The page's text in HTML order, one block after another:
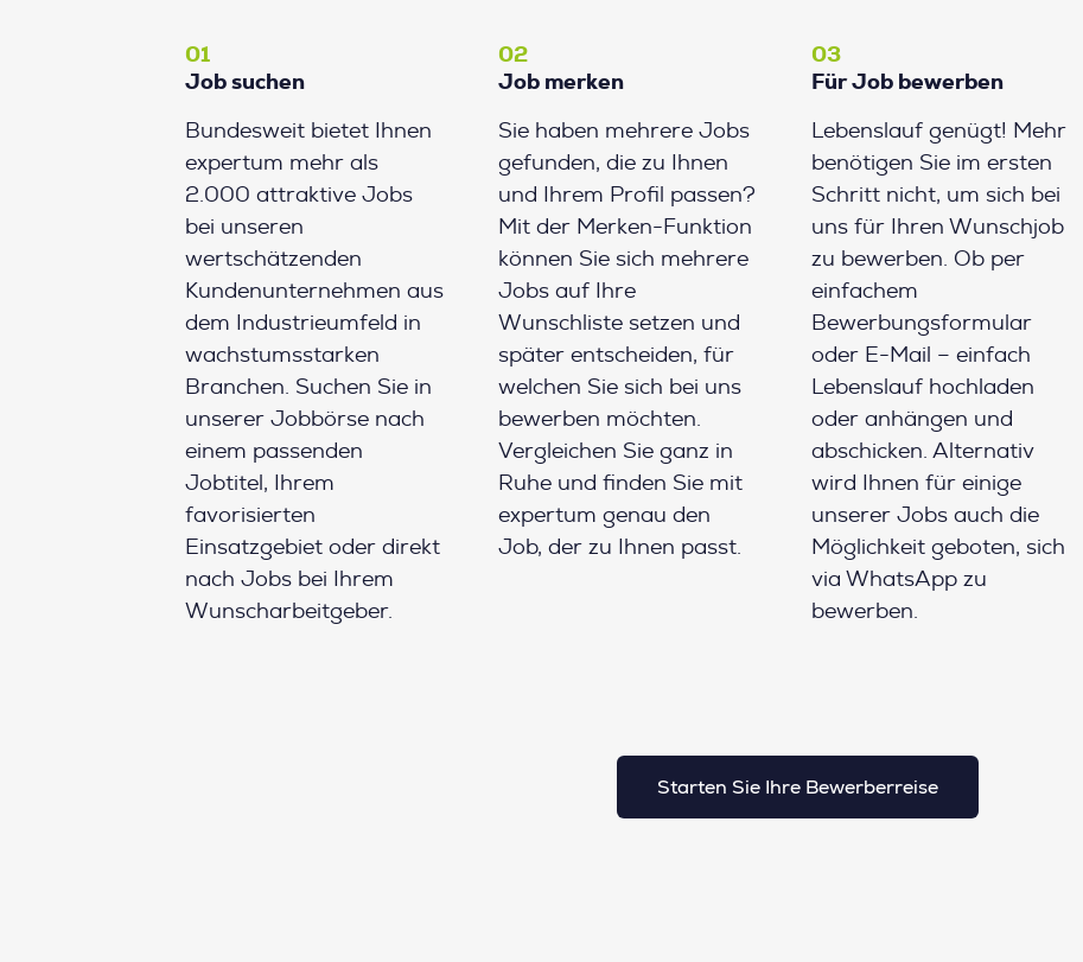
01
Job suchen
Bundesweit bietet Ihnen
expertum mehr als
2.000 attraktive Jobs
bei unseren
wertschätzenden
Kundenunternehmen aus
dem Industrieumfeld in
wachstumsstarken
Branchen. Suchen Sie in
unserer Jobbörse nach
einem passenden
Jobtitel, Ihrem
favorisierten
Einsatzgebiet oder direkt
nach Jobs bei Ihrem
Wunscharbeitgeber.
02
Job merken
Sie haben mehrere Jobs
gefunden, die zu Ihnen
und Ihrem Profil passen?
Mit der Merken-Funktion
können Sie sich mehrere
Jobs auf Ihre
Wunschliste setzen und
später entscheiden, für
welchen Sie sich bei uns
bewerben möchten.
Vergleichen Sie ganz in
Ruhe und finden Sie mit
expertum genau den
Job, der zu Ihnen passt.
03
Für Job bewerben
Lebenslauf genügt! Mehr
benötigen Sie im ersten
Schritt nicht, um sich bei
uns für Ihren Wunschjob
zu bewerben. Ob per
einfachem
Bewerbungsformular
oder E-Mail – einfach
Lebenslauf hochladen
oder anhängen und
abschicken. Alternativ
wird Ihnen für einige
unserer Jobs auch die
Möglichkeit geboten, sich
via WhatsApp zu
bewerben.
Starten Sie Ihre Bewerberreise